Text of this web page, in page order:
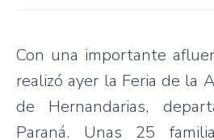
Con una importante
realizó ayer la Feria de la
de Hernandarias,
Paraná. Unas 25